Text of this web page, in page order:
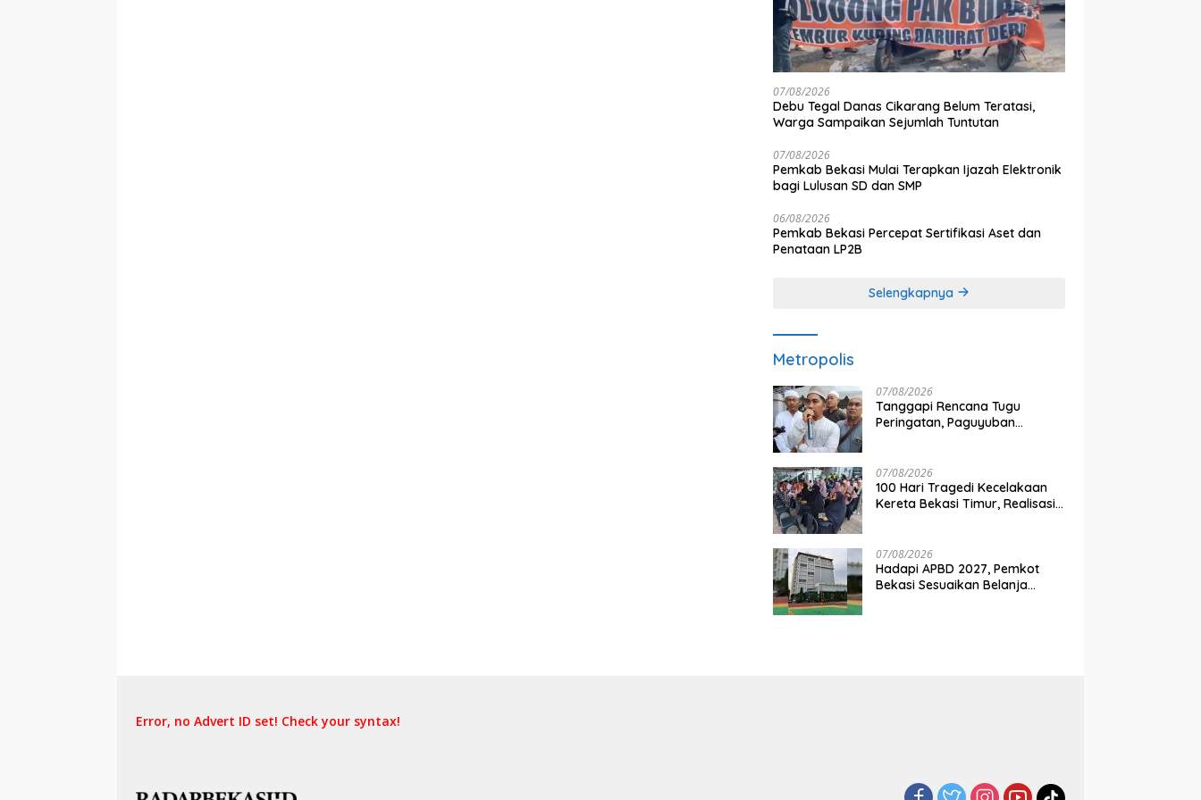
07/08/2026
Debu Tegal Danas Cikarang Belum Teratasi,
Warga Sampaikan Sejumlah Tuntutan
07/08/2026
Pemkab Bekasi Mulai Terapkan Ijazah Elektronik
bagi Lulusan SD dan SMP
06/08/2026
Pemkab Bekasi Percepat Sertifikasi Aset dan
Penataan LP2B
Selengkapnya
Metropolis
07/08/2026
Tanggapi Rencana Tugu
Peringatan, Paguyuban
Perbaikan Sistem Keselamatan
Lebih Dulu
07/08/2026
100 Hari Tragedi Kecelakaan
Kereta Bekasi Timur, Realisasi
07/08/2026
Hadapi APBD 2027, Pemkot
Bekasi Sesuaikan Belanja
Error, no Advert ID set! Check your syntax!